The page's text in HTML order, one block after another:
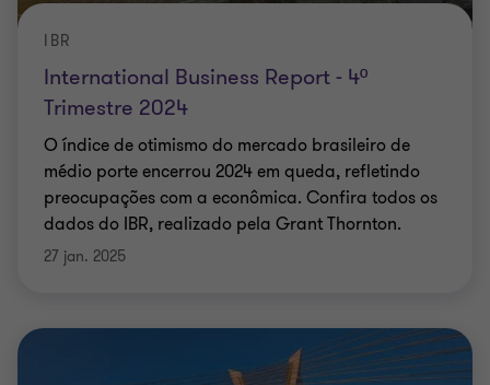
International Business Report - 4º
Trimestre 2024
IBR
O índice de otimismo do mercado brasileiro de
médio porte encerrou 2024 em queda, refletindo
preocupações com a econômica. Confira todos os
dados do IBR, realizado pela Grant Thornton.
27 jan. 2025